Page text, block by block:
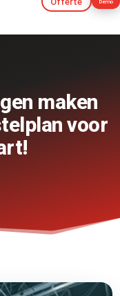
Demo
Offerte Demo
maken
voor